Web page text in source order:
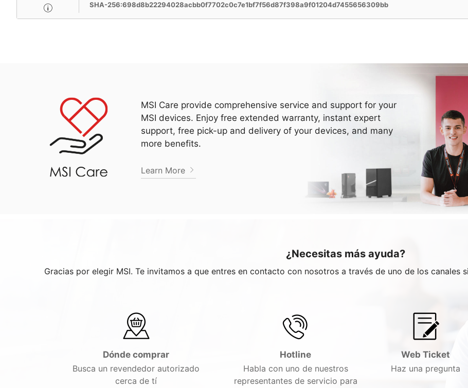
SHA-256:698d8b22294028acbb0f7702c0c7e1bf7f56d87f398a9f01204d7455656309bb
MSI Care provide comprehensive service and support for your
MSI devices. Enjoy free extended warranty, instant expert
support, free pick-up and delivery of your devices, and many
more benefits.
Learn More
¿Necesitas más ayuda?
Gracias por elegir MSI. Te invitamos a que entres en contacto con nosotros a través de uno de los canales
Dónde comprar
Busca un revendedor autorizado
cerca de tí
Hotline
Habla con uno de nuestros
representantes de servicio para
Web Ticket
Haz una pregunta